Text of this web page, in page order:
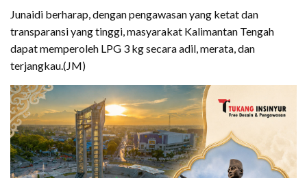
Junaidi berharap, dengan pengawasan yang ketat dan
transparansi yang tinggi, masyarakat Kalimantan Tengah
dapat memperoleh LPG 3 kg secara adil, merata, dan
terjangkau.(JM)